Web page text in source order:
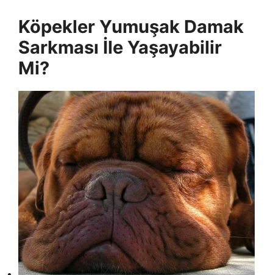
Köpekler Yumuşak Damak
Sarkması İle Yaşayabilir
Mi?